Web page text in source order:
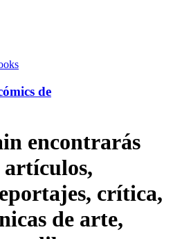
de
encontrarás
crítica,
de arte,